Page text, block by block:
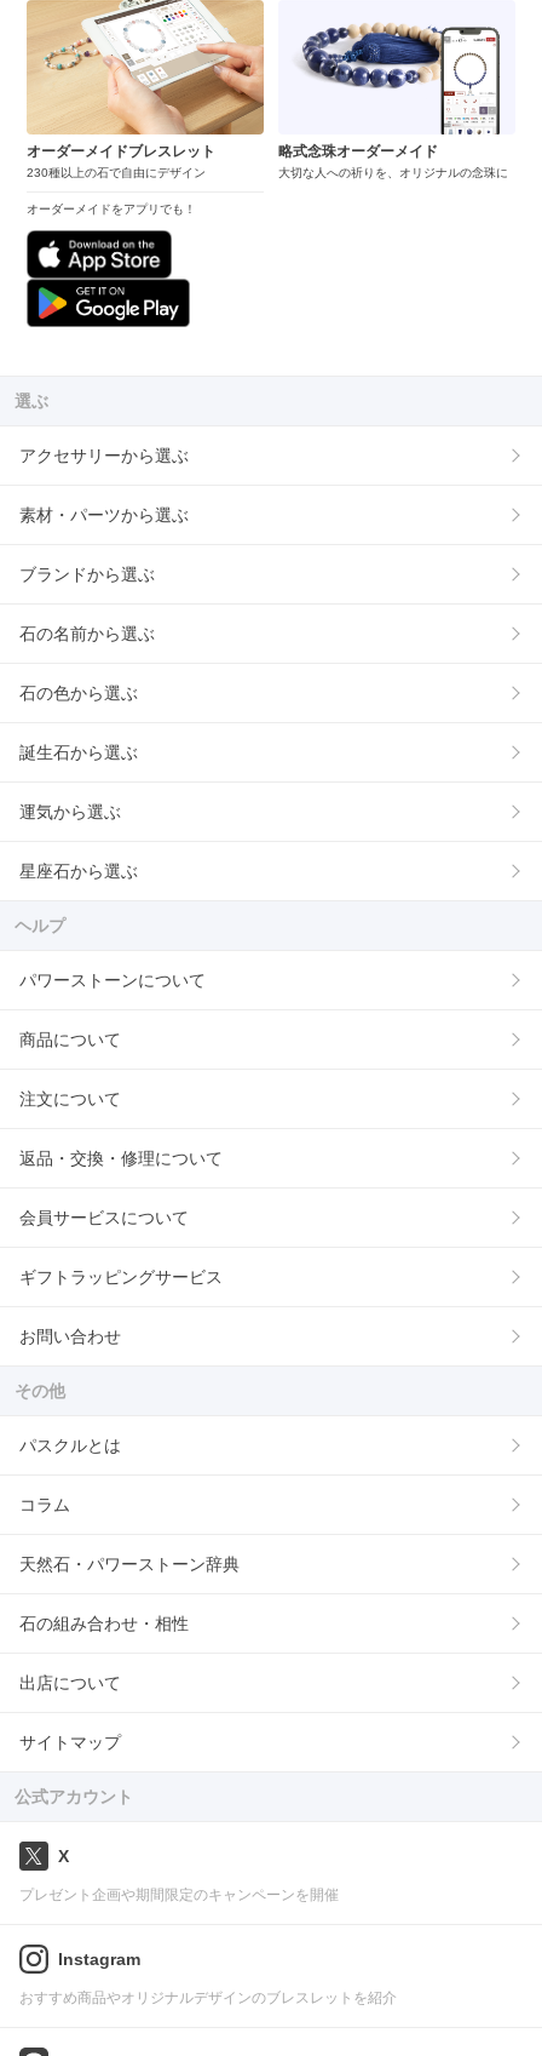
オーダーメイドブレスレット
230種以上の石で自由にデザイン
オーダーメイドをアプリでも！
略式念珠オーダーメイド
大切な人への祈りを、オリジナルの念珠に
選ぶ
アクセサリーから選ぶ
素材・パーツから選ぶ
ブランドから選ぶ
石の名前から選ぶ
石の色から選ぶ
誕生石から選ぶ
運気から選ぶ
星座石から選ぶ
ヘルプ
パワーストーンについて
商品について
注文について
返品・交換・修理について
会員サービスについて
ギフトラッピングサービス
お問い合わせ
その他
パスクルとは
コラム
天然石・パワーストーン辞典
石の組み合わせ・相性
出店について
サイトマップ
公式アカウント
X
プレゼント企画や期間限定のキャンペーンを開催
Instagram
おすすめ商品やオリジナルデザインのブレスレットを紹介